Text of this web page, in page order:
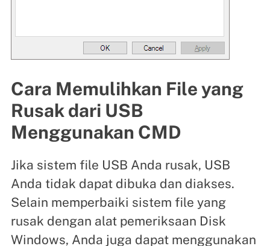
Cara Memulihkan File yang
Rusak dari USB
Menggunakan CMD
Jika sistem file USB Anda rusak, USB
Anda tidak dapat dibuka dan diakses.
Selain memperbaiki sistem file yang
rusak dengan alat pemeriksaan Disk
Windows, Anda juga dapat menggunakan